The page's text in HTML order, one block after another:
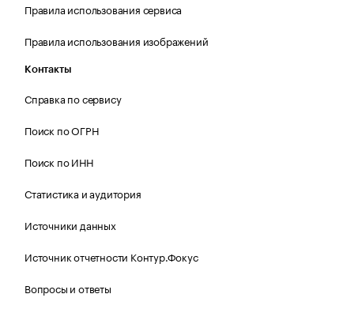
Правила использования сервиса
Правила использования изображений
Контакты
Справка по сервису
Поиск по ОГРН
Поиск по ИНН
Статистика и аудитория
Источники данных
Источник отчетности Контур.Фокус
Вопросы и ответы